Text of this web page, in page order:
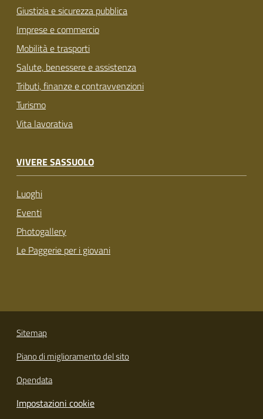
Giustizia e sicurezza pubblica
Imprese e commercio
Mobilità e trasporti
Salute, benessere e assistenza
Tributi, finanze e contravvenzioni
Turismo
Vita lavorativa
VIVERE SASSUOLO
Luoghi
Eventi
Photogallery
Le Paggerie per i giovani
Sitemap
Piano di miglioramento del sito
Opendata
Impostazioni cookie